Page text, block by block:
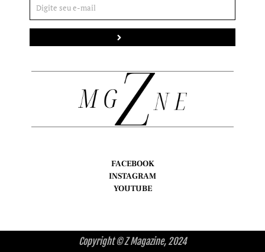
FACEBOOK
INSTAGRAM
YOUTUBE
Copyright © Z Magazine, 2024